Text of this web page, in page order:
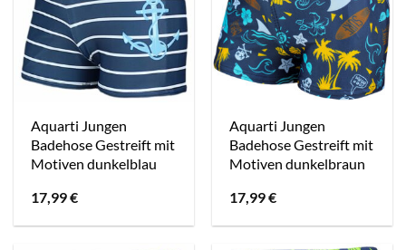
Aquarti Jungen
Badehose Gestreift mit
Motiven dunkelblau
17,99€
Aquarti Jungen
Badehose Gestreift mit
Motiven dunkelbraun
17,99€